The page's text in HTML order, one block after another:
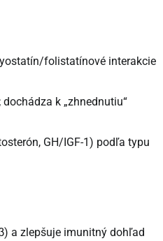
folistatínové interakcie
k „zhnednutiu“
GH/IGF-1) podľa typu
a zlepšuje imunitný dohľad